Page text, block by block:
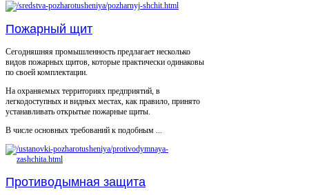
Пожарный щит
Сегодняшняя промышленность предлагает несколько
видов пожарных щитов, которые практически одинаковы
по своей комплектации.
На охраняемых территориях предприятий, в
легкодоступных и видных местах, как правило, принято
устанавливать открытые пожарные щиты.
В числе основных требований к подобным ...
Противодымная защита